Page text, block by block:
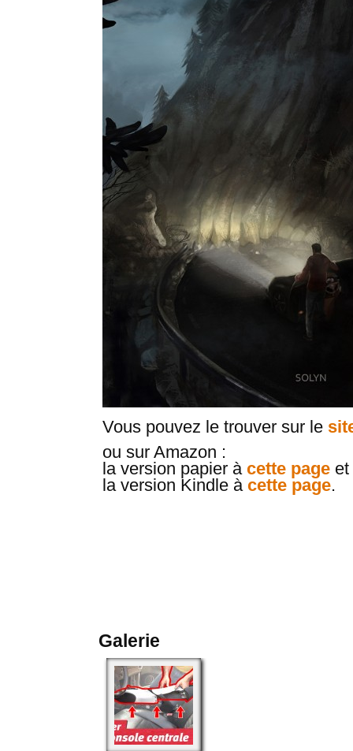
Vous pouvez le trouver sur le
ou sur Amazon :
la version papier à cette page et
la version Kindle à cette page.
Galerie